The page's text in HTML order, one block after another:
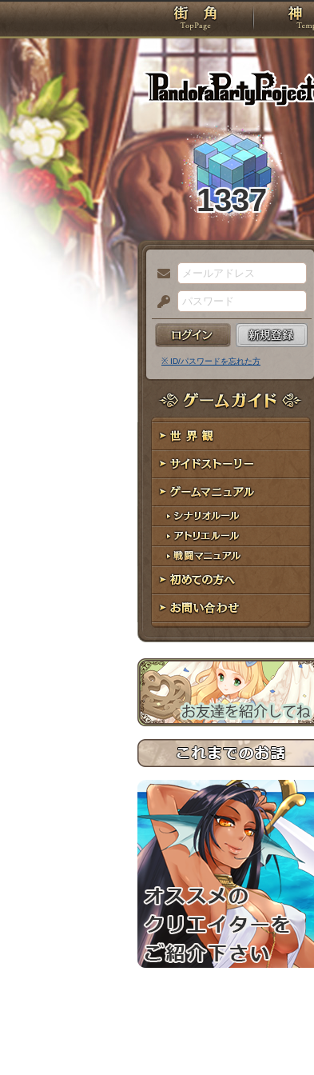
TOP
1337
メ
ー
ル
ア
ド
レ
ス
パ
ス
ー
ド
※ ID/パスワードを忘れた方
ゲームガイド
世界観
サイドストーリー
ゲームマニュアル
シナリオルール
アトリエルール
戦闘マニュアル
初めての方へ
お問い合わせ